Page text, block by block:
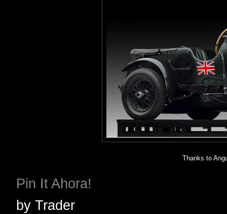
Thanks to
Pin It Ahora!
by Trader